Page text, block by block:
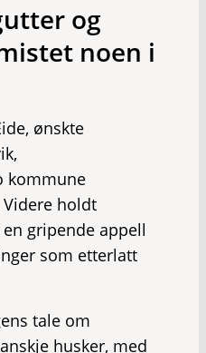
og
noen i
ønskte
kommune
holdt
gripende appell
som etterlatt
tale om
husker, med